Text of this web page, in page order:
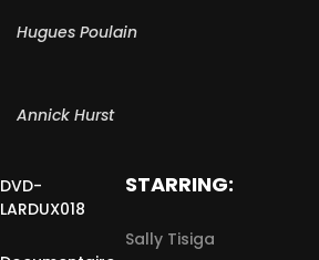
Hugues Poulain
Annick Hurst
DVD-
LARDUX018
STARRING:
Sally Tisiga